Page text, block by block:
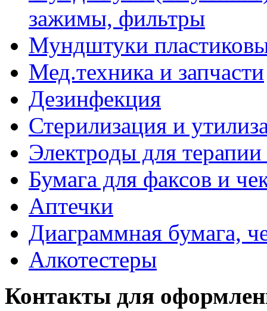
зажимы, фильтры
Мундштуки
Мед.техника и запчасти
Дезинфекция
Стерилизация и
Электроды для
Бумага для факсов и
Аптечки
Диаграммная бумага,
Алкотестеры
Контакты для